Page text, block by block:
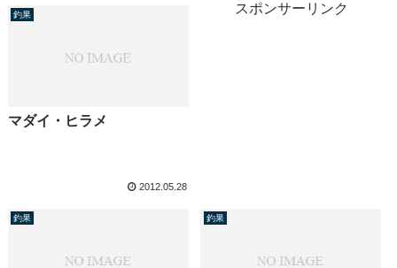
釣果
マダイ・ヒラメ
2012.05.28
スポンサーリンク
釣果 釣果